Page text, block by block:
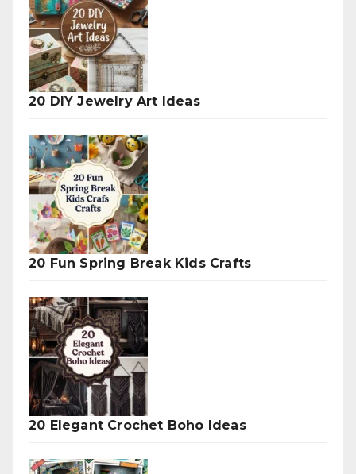
20 DIY Jewelry Art Ideas
20 Fun Spring Break Kids Crafts
20 Elegant Crochet Boho Ideas